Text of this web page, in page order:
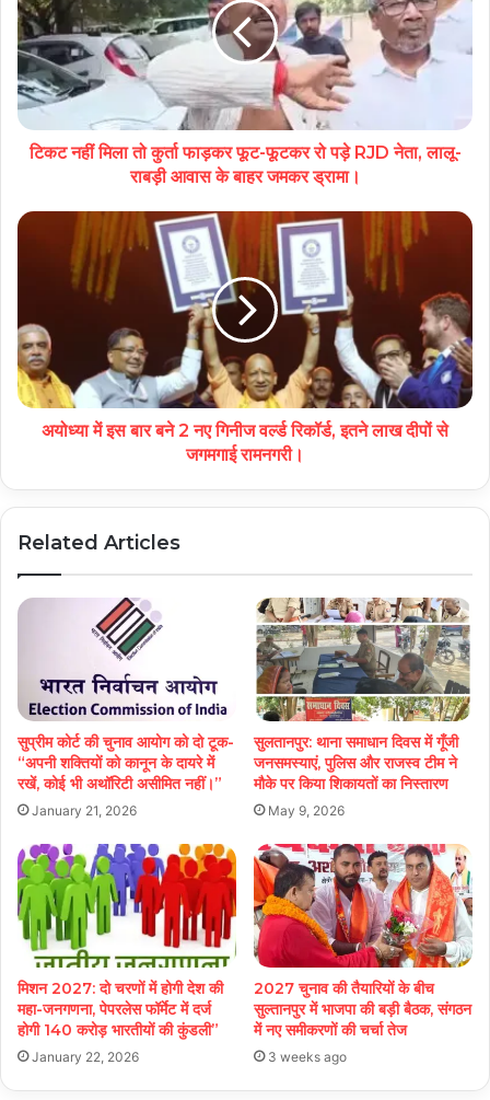
टिकट नहीं मिला तो कुर्ता फाड़कर फूट-फूटकर रो पड़े RJD नेता, लालू-
राबड़ी आवास के बाहर जमकर ड्रामा।
अयोध्‍या में इस बार बने 2 नए गिनीज वर्ल्ड रिकॉर्ड, इतने लाख दीपों से
जगमगाई रामनगरी।
Related Articles
सुप्रीम कोर्ट की चुनाव आयोग को दो टूक-
“अपनी शक्तियों को कानून के दायरे में
रखें, कोई भी अथॉरिटी असीमित नहीं।”
January 21, 2026
सुलतानपुर: थाना समाधान दिवस में गूँजी
जनसमस्याएं, पुलिस और राजस्व टीम ने
मौके पर किया शिकायतों का निस्तारण
May 9, 2026
मिशन 2027: दो चरणों में होगी देश की
महा-जनगणना, पेपरलेस फॉर्मेट में दर्ज
होगी 140 करोड़ भारतीयों की कुंडली”
January 22, 2026
2027 चुनाव की तैयारियों के बीच
सुल्तानपुर में भाजपा की बड़ी बैठक, संगठन
में नए समीकरणों की चर्चा तेज
3 weeks ago